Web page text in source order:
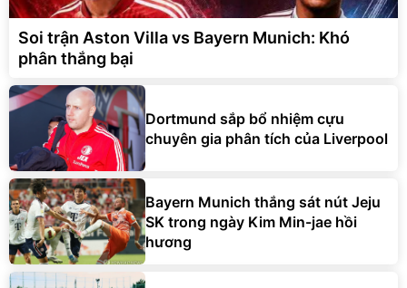
Soi trận Aston Villa vs Bayern Munich: Khó
phân thắng bại
Dortmund sắp bổ nhiệm cựu
chuyên gia phân tích của Liverpool
Bayern Munich thắng sát nút Jeju
SK trong ngày Kim Min-jae hồi
hương